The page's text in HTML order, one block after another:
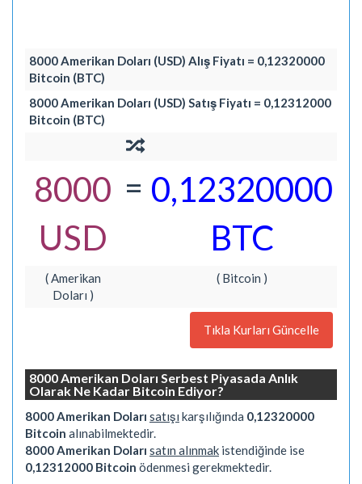
8000 Amerikan Doları (USD) Alış Fiyatı = 0,12320000
Bitcoin (BTC)
8000 Amerikan Doları (USD) Satış Fiyatı = 0,12312000
Bitcoin (BTC)
8000
USD
= 0,12320000
BTC
( Amerikan
Doları )
( Bitcoin )
Tıkla Kurları Güncelle
8000 Amerikan Doları Serbest Piyasada Anlık
Olarak Ne Kadar Bitcoin Ediyor?
8000 Amerikan Doları satışı karşılığında 0,12320000
Bitcoin alınabilmektedir.
8000 Amerikan Doları satın alınmak istendiğinde ise
0,12312000 Bitcoin ödenmesi gerekmektedir.